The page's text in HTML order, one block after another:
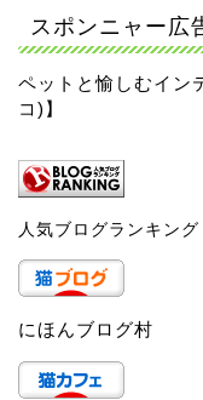
スポンニャー広
ペットと愉しむイン
コ)】
人気ブログランキング
にほんブログ村